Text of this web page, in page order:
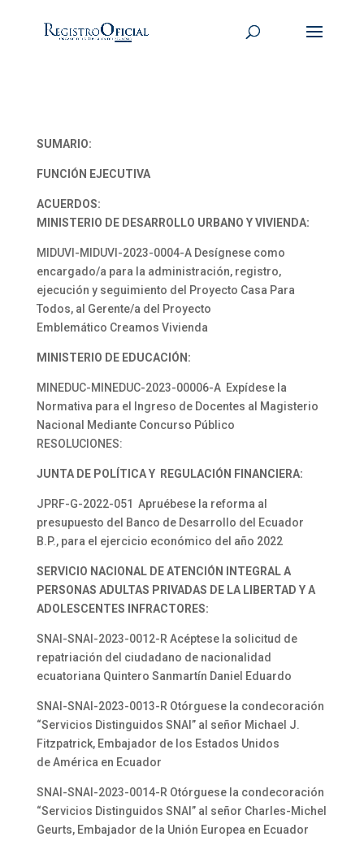
SUMARIO:
FUNCIÓN EJECUTIVA
ACUERDOS:
MINISTERIO DE DESARROLLO URBANO Y VIVIENDA:
MIDUVI-MIDUVI-2023-0004-A Desígnese como
encargado/a para la administración, registro,
ejecución y seguimiento del Proyecto Casa Para
Todos, al Gerente/a del Proyecto
Emblemático Creamos Vivienda
MINISTERIO DE EDUCACIÓN:
MINEDUC-MINEDUC-2023-00006-A Expídese la
Normativa para el Ingreso de Docentes al Magisterio
Nacional Mediante Concurso Público
RESOLUCIONES:
JUNTA DE POLÍTICA Y REGULACIÓN FINANCIERA:
JPRF-G-2022-051 Apruébese la reforma al
presupuesto del Banco de Desarrollo del Ecuador
B.P., para el ejercicio económico del año 2022
SERVICIO NACIONAL DE ATENCIÓN INTEGRAL A
PERSONAS ADULTAS PRIVADAS DE LA LIBERTAD Y A
ADOLESCENTES INFRACTORES:
SNAI-SNAI-2023-0012-R Acéptese la solicitud de
repatriación del ciudadano de nacionalidad
ecuatoriana Quintero Sanmartín Daniel Eduardo
SNAI-SNAI-2023-0013-R Otórguese la condecoración
“Servicios Distinguidos SNAI” al señor Michael J.
Fitzpatrick, Embajador de los Estados Unidos
de América en Ecuador
SNAI-SNAI-2023-0014-R Otórguese la condecoración
“Servicios Distinguidos SNAI” al señor Charles-Michel
Geurts, Embajador de la Unión Europea en Ecuador